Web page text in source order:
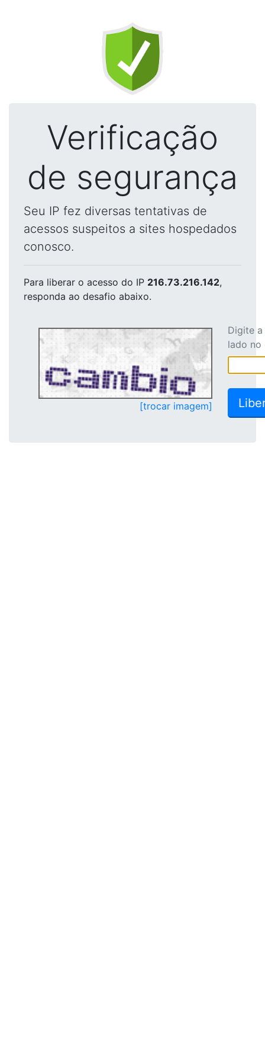
Verificação
de segurança
Seu IP fez diversas tentativas de
acessos suspeitos a sites hospedados
conosco.
Para liberar o acesso do IP 216.73.216.142,
responda ao desafio abaixo.
[trocar imagem]
Digite
lado no